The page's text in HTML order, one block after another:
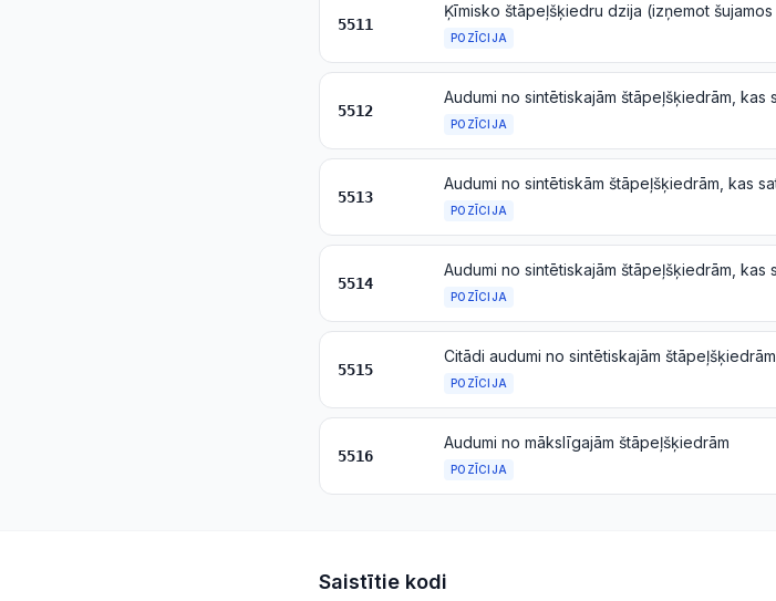
5511
POZĪCIJA
5512
POZĪCIJA
5513
POZĪCIJA
5514
POZĪCIJA
5515
Citādi audumi no sintētiskajām štāpeļšķiedrām
POZĪCIJA
5516
Audumi no mākslīgajām štāpeļšķiedrām
POZĪCIJA
Saistītie kodi